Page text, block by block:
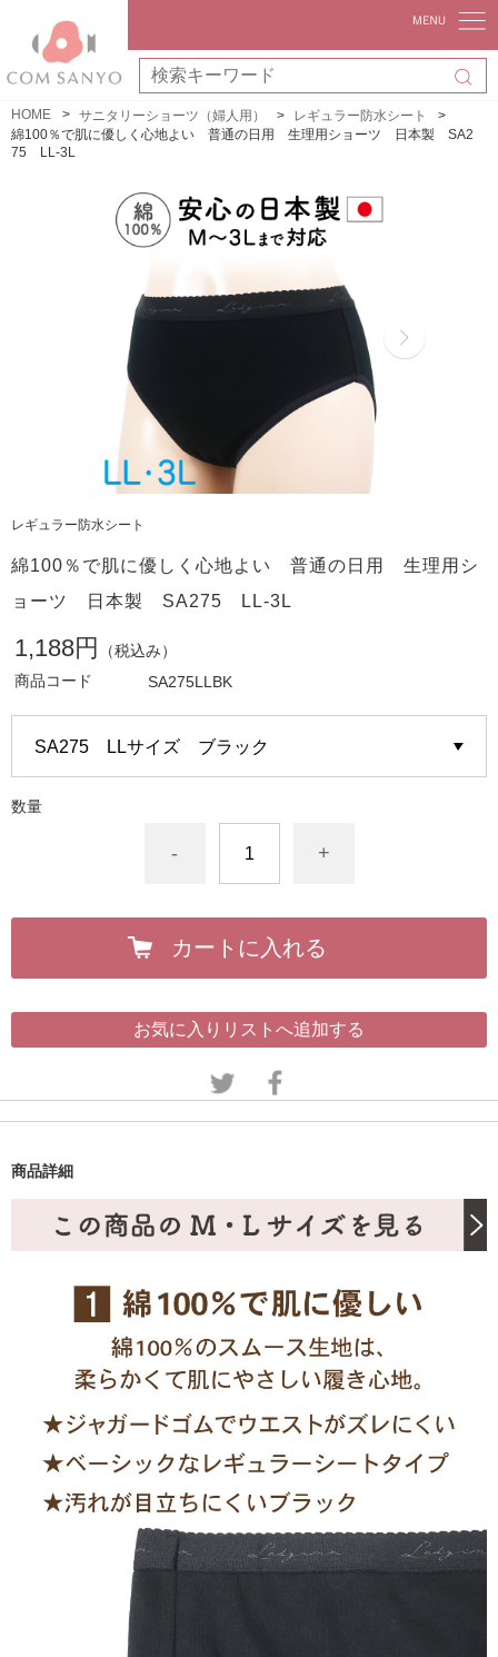
HOME サニタリーショーツ（婦人用）
レギュラー防水シート
綿100％で肌に優しく心地よい 普通の日用 生理用ショーツ 日本製 SA2
75 LL-3L
レギュラー防水シート
綿100％で肌に優しく心地よい 普通の日用 生理用シ
ョーツ 日本製 SA275 LL-3L
1,188円
（税込み）
商品コード
SA275LLBK
数量
- +
カートに入れる
お気に入りリストへ追加する
商品詳細